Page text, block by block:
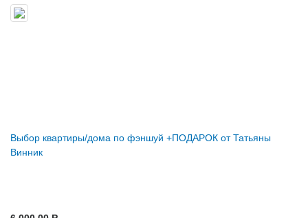
Выбор квартиры/дома по фэншуй +ПОДАРОК от Татьяны
Винник